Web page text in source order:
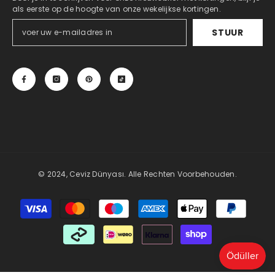
als eerste op de hoogte van onze wekelijkse kortingen.
STUUR
© 2024, Ceviz Dünyası. Alle Rechten Voorbehouden.
Betaalmethoden